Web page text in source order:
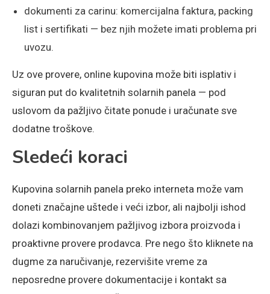
dokumenti za carinu: komercijalna faktura, packing
list i sertifikati — bez njih možete imati problema pri
uvozu.
Uz ove provere, online kupovina može biti isplativ i
siguran put do kvalitetnih solarnih panela — pod
uslovom da pažljivo čitate ponude i uračunate sve
dodatne troškove.
Sledeći koraci
Kupovina solarnih panela preko interneta može vam
doneti značajne uštede i veći izbor, ali najbolji ishod
dolazi kombinovanjem pažljivog izbora proizvoda i
proaktivne provere prodavca. Pre nego što kliknete na
dugme za naručivanje, rezervišite vreme za
neposredne provere dokumentacije i kontakt sa